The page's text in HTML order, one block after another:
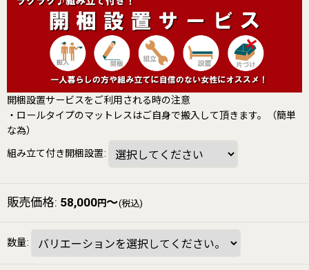
開梱設置サービスをご利用される時の注意
・ロールタイプのマットレスはご自身で搬入して頂きます。（簡単
な為）
組み立て付き開梱設置:
販売価格: 58,000円～(税込)
数量: